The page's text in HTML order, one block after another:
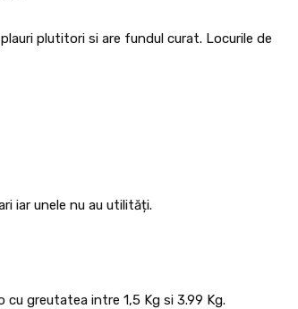
plutitori si are fundul curat. Locurile de
iar unele nu au utilități.
greutatea intre 1,5 Kg si 3.99 Kg.